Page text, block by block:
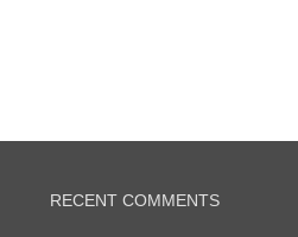
RECENT COMMENTS